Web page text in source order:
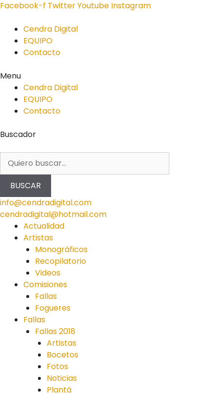
Facebook-f TwitterYoutube Instagram
Cendra Digital
EQUIPO
Contacto
Menu
Cendra Digital
EQUIPO
Contacto
Buscador
BUSCAR
info@cendradigital.com
cendradigital@hotmail.com
Actualidad
Artistas
Monográficos
Recopilatorio
Videos
Comisiones
Fallas
Fogueres
Fallas
Fallas 2018
Artistas
Bocetos
Fotos
Noticias
Plantá